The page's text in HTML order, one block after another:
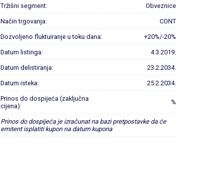
Tržišni segment: Obveznice
Način trgovanja: CONT
Dozvoljeno fluktuiranje u toku dana: +20%/-20%
Datum listinga: 4.3.2019.
Datum delistiranja: 23.2.2034.
Datum isteka: 25.2.2034.
Prinos do dospijeća (zaključna
cijena):
%
Prinos do dospijeća je izračunat na bazi pretpostavke da će
emitent isplatiti kupon na datum kupona